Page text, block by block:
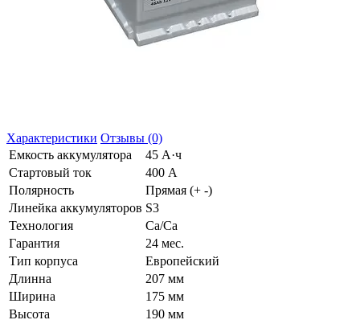
Характеристики Отзывы (0)
Емкость аккумулятора
45 А·ч
Стартовый ток
400 А
Полярность
Прямая (+ -)
Линейка аккумуляторов S3
Технология
Ca/Ca
Гарантия
24 мес.
Тип корпуса
Европейский
Длинна
207 мм
Ширина
175 мм
Высота
190 мм